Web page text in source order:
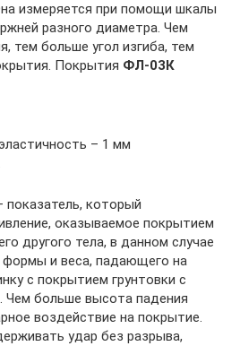
измеряется при помощи шкалы
разного диаметра. Чем
тем больше угол изгиба, тем
Покрытия ФЛ-03К
– 1 мм
показатель, который
оказываемое покрытием
другого тела, в данном случае
формы и веса, падающего на
с покрытием грунтовки с
Чем больше высота падения
воздействие на покрытие.
удар без разрыва,